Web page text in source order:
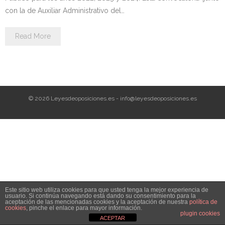
Personalidad Jurídica PROPIA
TIENDA Test PDF
2025
- OPOSICIÓN Gestión Procesal, turno libre – 2025
con la de Auxiliar Administrativo del…
Read More
© 2026 Leyesdeoposiciones.es - info@leyesdeoposiciones.es
Este sitio web utiliza cookies para que usted tenga la mejor experiencia de
usuario. Si continúa navegando está dando su consentimiento para la
aceptación de las mencionadas cookies y la aceptación de nuestra política de
cookies, pinche el enlace para mayor información.
plugin cookies
ACEPTAR